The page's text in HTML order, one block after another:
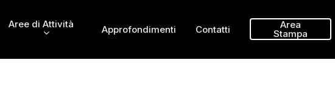
Aree di Attività Approfondimenti Contatti Area
Stampa